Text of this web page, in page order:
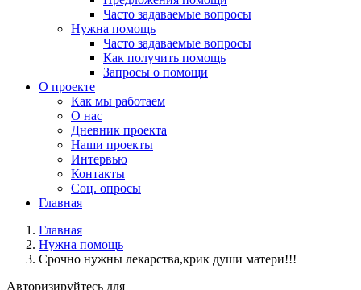
Часто задаваемые вопросы
Нужна помощь
Часто задаваемые вопросы
Как получить помощь
Запросы о помощи
О проекте
Как мы работаем
О нас
Дневник проекта
Наши проекты
Интервью
Контакты
Соц. опросы
Главная
Главная
Нужна помощь
Срочно нужны лекарства,крик души матери!!!
Авторизируйтесь для